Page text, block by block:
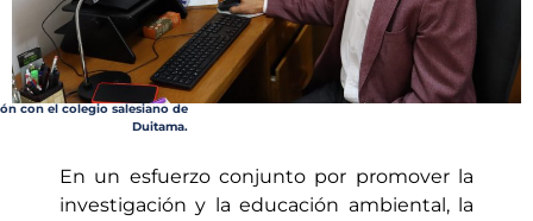
con el colegio salesiano de
Duitama.
En un esfuerzo conjunto por promover la
investigación y la educación ambiental, la